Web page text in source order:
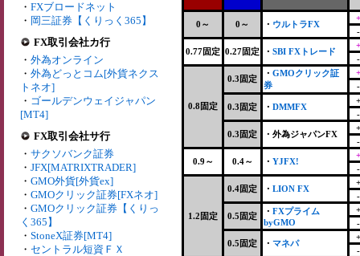
・ FXブロードネット
・ 岡三証券【くりっく365】
FX取引会社カ行
・ 外為オンライン
・ 外為どっとコム[外貨ネクス
トネオ]
・ ゴールデンウェイジャパン
[MT4]
FX取引会社サ行
・ サクソバンク証券
・ JFX[MATRIXTRADER]
・ GMO外貨[外貨ex]
・ GMOクリック証券[FXネオ]
・ GMOクリック証券【くりっ
く365】
・ StoneX証券[MT4]
・ セントラル短資ＦＸ
0～ 0～ ・ ウルトラFX
0.77固定 0.27固定 ・ SBI FXトレード
0.8固定
0.3固定
・ GMOクリック証
券
0.3固定 ・ DMMFX
0.3固定 ・ 外為ジャパンFX
0.9～ 0.4～ ・ YJFX!
1.2固定
0.4固定 ・ LION FX
0.5固定 ・ FXプライム
byGMO
0.5固定 ・ マネパ